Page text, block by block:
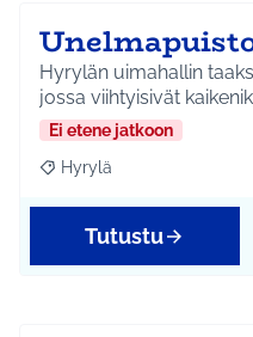
Hyrylän uimahallin
jossa viihtyisivät
Ei etene jatkoon
Rajaa tulokset aihepiirin
Hyrylä
Tutustu